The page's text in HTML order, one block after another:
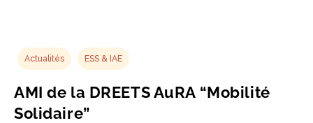
Actualités ESS & IAE
AMI de la DREETS AuRA “Mobilité
Solidaire”